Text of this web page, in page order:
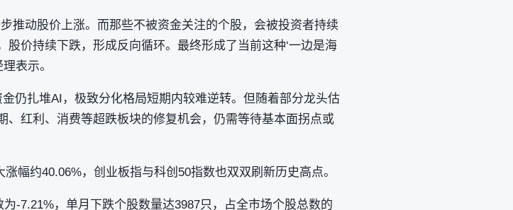
推动股价上涨。而那些不被资金关注的个股，会被投资者持续
价持续下跌，形成反向循环。最终形成了当前这种‘一边是海
表示。
仍扎堆AI，极致分化格局短期内较难逆转。但随着部分龙头估
红利、消费等超跌板块的修复机会，仍需等待基本面拐点或
幅约40.06%，创业板指与科创50指数也双双刷新历史高点。
-7.21%，单月下跌个股数量达3987只，占全市场个股总数的